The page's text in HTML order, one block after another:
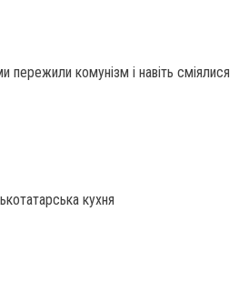
пережили комунізм і навіть сміялися
кухня